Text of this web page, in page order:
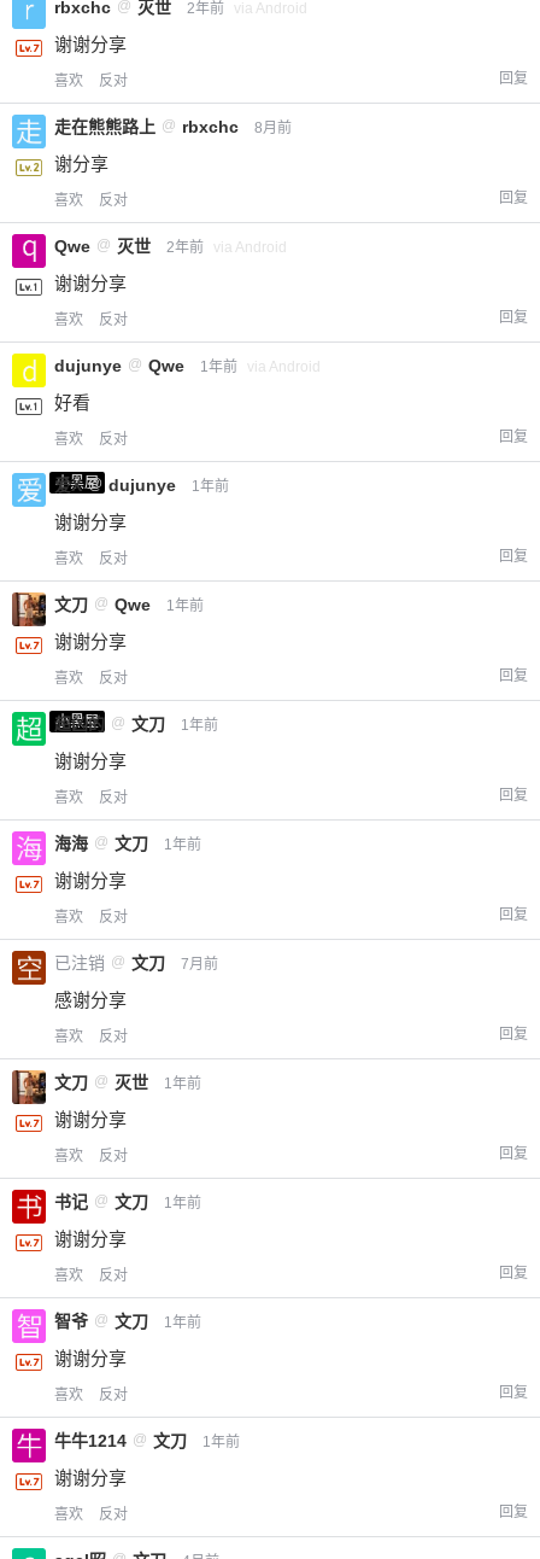
rbxchc @ 灭世 2年前 via Android
谢谢分享
喜欢 反对 回复
走在熊熊路上 @ rbxchc 8月前
谢分享
喜欢 反对 回复
Qwe @ 灭世 2年前 via Android
谢谢分享
喜欢 反对 回复
dujunye @ Qwe 1年前 via Android
好看
喜欢 反对 回复
小黑屋
爱X @ dujunye 1年前
谢谢分享
喜欢 反对 回复
文刀 @ Qwe 1年前
谢谢分享
喜欢 反对 回复
小黑屋
超凶的 @ 文刀 1年前
谢谢分享
喜欢 反对 回复
海海 @ 文刀 1年前
谢谢分享
喜欢 反对 回复
已注销 @ 文刀 7月前
感谢分享
喜欢 反对 回复
文刀 @ 灭世 1年前
谢谢分享
喜欢 反对 回复
书记 @ 文刀 1年前
谢谢分享
喜欢 反对 回复
智爷 @ 文刀 1年前
谢谢分享
喜欢 反对 回复
牛牛1214 @ 文刀 1年前
谢谢分享
喜欢 反对 回复